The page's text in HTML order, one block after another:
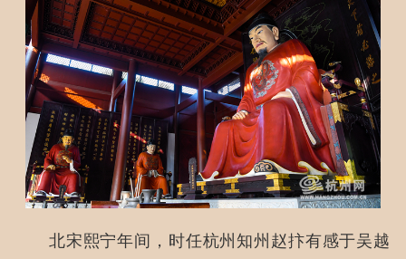
北宋熙宁年间，时任杭州知州赵抃有感于吴越